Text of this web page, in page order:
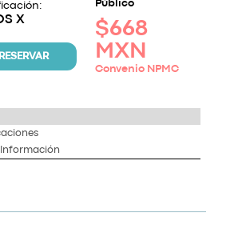
X
RESERVAR
Público
$668
MXN
Convenio NPMC
Información